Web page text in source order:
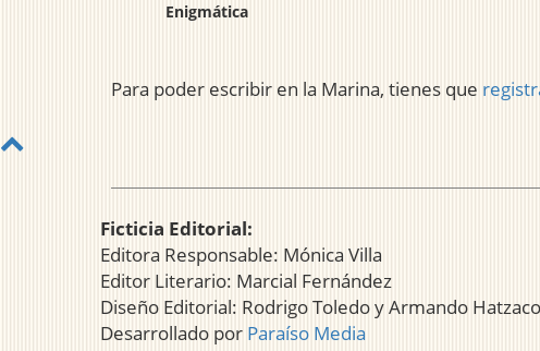
Enigmática
Para poder escribir en la Marina, tienes que
Ficticia Editorial:
Editora Responsable: Mónica Villa
Editor Literario: Marcial Fernández
Diseño Editorial: Rodrigo Toledo y Armando
Desarrollado por Paraíso Media